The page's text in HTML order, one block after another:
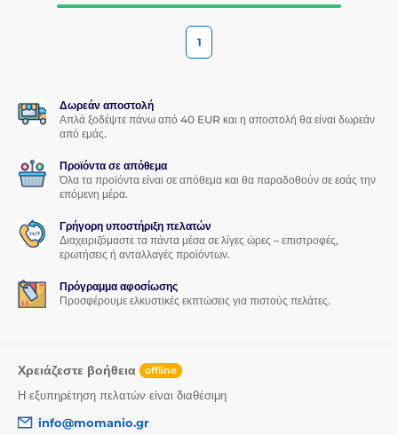
1
Δωρεάν αποστολή
Απλά ξοδέψτε πάνω από 40 EUR και η αποστολή θα είναι δωρεάν
από εμάς.
Προϊόντα σε απόθεμα
Όλα τα προϊόντα είναι σε απόθεμα και θα παραδοθούν σε εσάς την
επόμενη μέρα.
Γρήγορη υποστήριξη πελατών
Διαχειριζόμαστε τα πάντα μέσα σε λίγες ώρες – επιστροφές,
ερωτήσεις ή ανταλλαγές προϊόντων.
Πρόγραμμα αφοσίωσης
Προσφέρουμε ελκυστικές εκπτώσεις για πιστούς πελάτες.
Χρειάζεστε βοήθεια offline
Η εξυπηρέτηση πελατών είναι διαθέσιμη
info@momanio.gr